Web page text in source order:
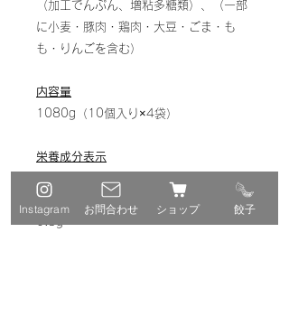
（加工でんぷん、増粘多糖類）、（一部
に小麦・豚肉・鶏肉・大豆・ごま・も
も・りんごを含む）
内容量
1080g（10個入り×4袋）
栄養成分表示
質2.0g、炭水化物4.7g、食塩相当量
Instagram お問合わせ ショップ 餃子